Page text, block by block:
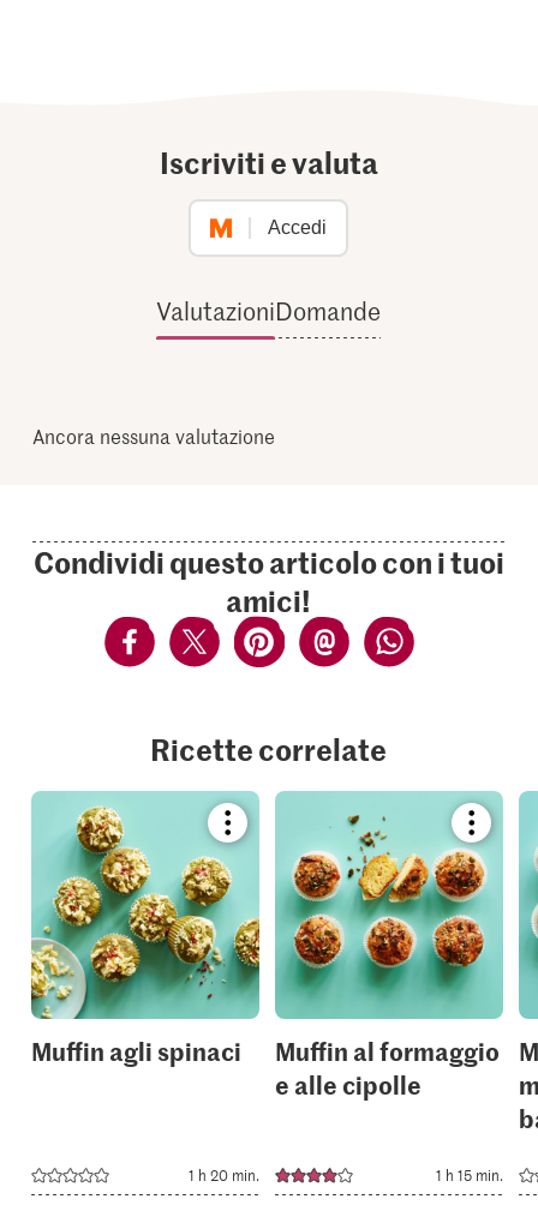
Iscriviti e valuta
Accedi
ValutazioniDomande
Ancora nessuna valutazione
Condividi questo articolo con i tuoi
amici!
Ricette correlate
Bookmark
recipe
or
add
your
collections.
Muffin agli spinaci
1 h 20 min.
recipe
or
add
it
to
your
Muffin al formaggio
e alle cipolle
1 h 15 min.